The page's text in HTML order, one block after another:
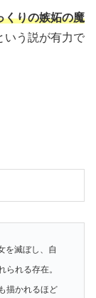
くりの嫉妬の魔
いう説が有力で
を滅ぼし、自
られる存在。
描かれるほど